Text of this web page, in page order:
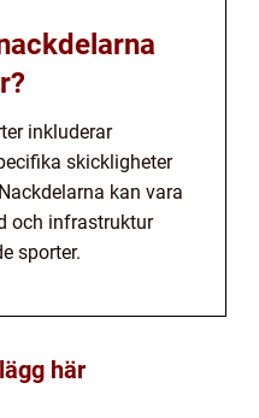
inkluderar
skickligheter
kan vara
och infrastruktur
sporter.
här